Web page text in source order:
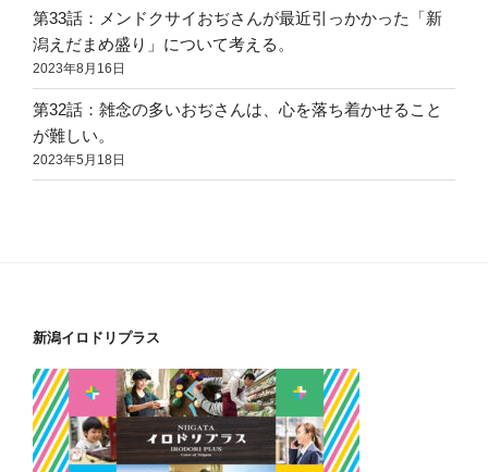
第33話：メンドクサイおぢさんが最近引っかかった「新
潟えだまめ盛り」について考える。
2023年8月16日
第32話：雑念の多いおぢさんは、心を落ち着かせること
が難しい。
2023年5月18日
新潟イロドリプラス